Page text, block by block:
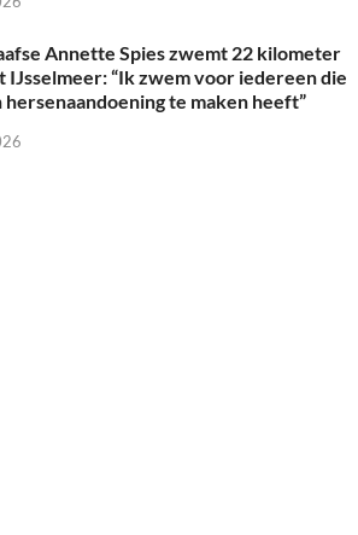
Annette Spies zwemt 22 kilometer
IJsselmeer: “Ik zwem voor iedereen die
hersenaandoening te maken heeft”